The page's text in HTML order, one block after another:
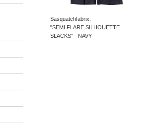
Sasquatchfabrix.
"SEMI FLARE SILHOUETTE
SLACKS" - NAVY